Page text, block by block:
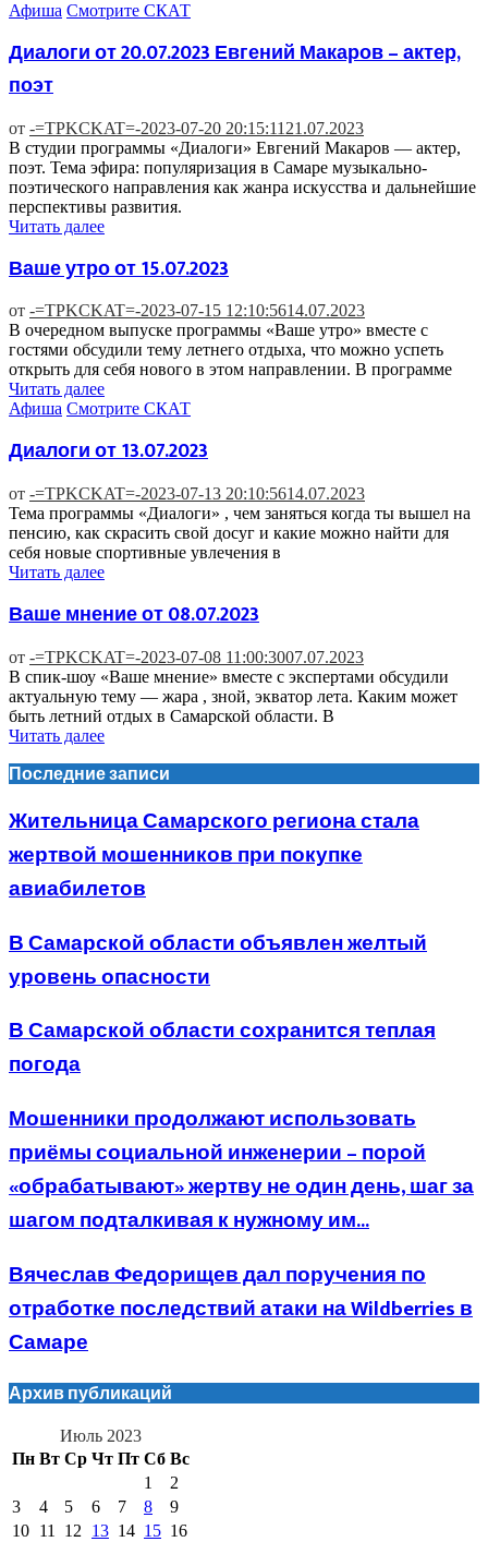
Афиша Смотрите СКАТ
Диалоги от 20.07.2023 Евгений Макаров – актер,
поэт
от -=TPKCKAT=-2023-07-20 20:15:11 21.07.2023
В студии программы «Диалоги» Евгений Макаров — актер,
поэт. Тема эфира: популяризация в Самаре музыкально-
поэтического направления как жанра искусства и дальнейшие
перспективы развития.
Читать далее
Ваше утро от 15.07.2023
от -=TPKCKAT=-2023-07-15 12:10:5614.07.2023
В очередном выпуске программы «Ваше утро» вместе с
гостями обсудили тему летнего отдыха, что можно успеть
открыть для себя нового в этом направлении. В программе
Читать далее
Афиша Смотрите СКАТ
Диалоги от 13.07.2023
от -=TPKCKAT=-2023-07-13 20:10:5614.07.2023
Тема программы «Диалоги» , чем заняться когда ты вышел на
пенсию, как скрасить свой досуг и какие можно найти для
себя новые спортивные увлечения в
Читать далее
Ваше мнение от 08.07.2023
от -=TPKCKAT=-2023-07-08 11:00:3007.07.2023
В спик-шоу «Ваше мнение» вместе с экспертами обсудили
актуальную тему — жара , зной, экватор лета. Каким может
быть летний отдых в Самарской области. В
Читать далее
Последние записи
Жительница Самарского региона стала
жертвой мошенников при покупке
авиабилетов
В Самарской области объявлен желтый
уровень опасности
В Самарской области сохранится теплая
погода
Мошенники продолжают использовать
приёмы социальной инженерии – порой
«обрабатывают» жертву не один день, шаг за
шагом подталкивая к нужному им...
Вячеслав Федорищев дал поручения по
отработке последствий атаки на Wildberries в
Самаре
Архив публикаций
Июль 2023
Пн Вт Ср Чт Пт Сб Вс
1
2
3
4 5 6 7 8
9
10 11 12 13 14 15 16